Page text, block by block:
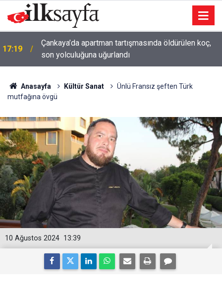
17:19
Çankaya’da apartman tartışmasında öldürülen koç,
son yolculuğuna uğurlandı
Anasayfa Kültür Sanat
Ünlü Fransız şeften Türk
mutfağına övgü
13:39
10 Ağustos 2024